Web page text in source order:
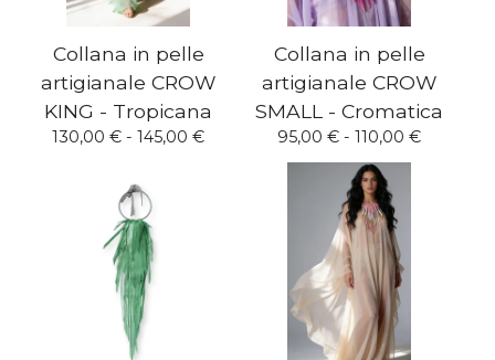
Collana in pelle
artigianale CROW
KING - Tropicana
130,00 € - 145,00 €
Collana in pelle
artigianale CROW
SMALL - Cromatica
95,00 € - 110,00 €